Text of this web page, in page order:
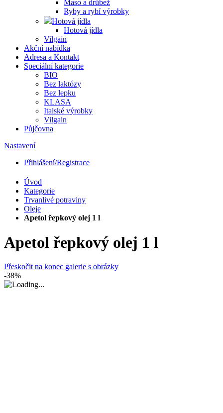
Maso a drůbež
Ryby a rybí výrobky
Hotová jídla
Hotová jídla
Vilgain
Akční nabídka
Adresa a Kontakt
Speciální kategorie
BIO
Bez laktózy
Bez lepku
KLASA
Italské výrobky
Vilgain
Půjčovna
Nastavení
Přihlášení/Registrace
Úvod
Kategorie
Trvanlivé potraviny
Oleje
Apetol řepkový olej 1 l
Apetol řepkový olej 1 l
Přeskočit na konec galerie s obrázky
-38%